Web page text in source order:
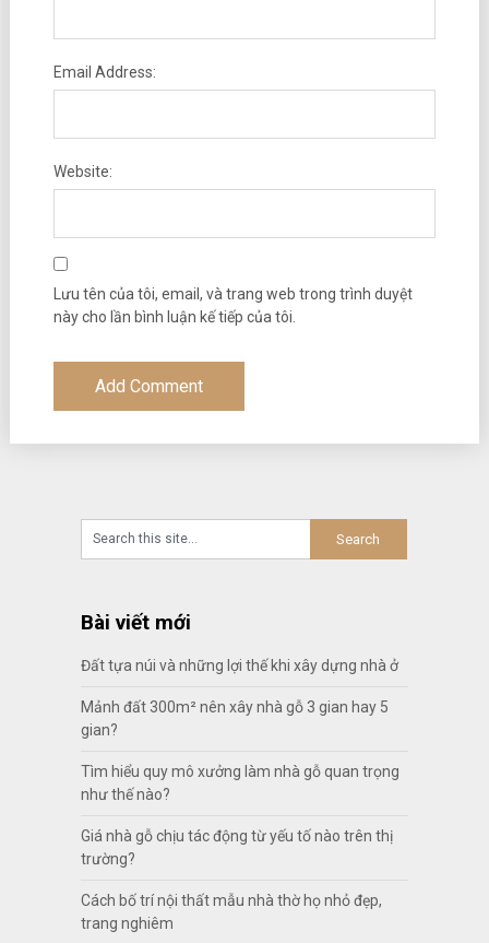
Email Address:
Website:
Lưu tên của tôi, email, và trang web trong trình duyệt
này cho lần bình luận kế tiếp của tôi.
Bài viết mới
Đất tựa núi và những lợi thế khi xây dựng nhà ở
Mảnh đất 300m² nên xây nhà gỗ 3 gian hay 5
gian?
Tìm hiểu quy mô xưởng làm nhà gỗ quan trọng
như thế nào?
Giá nhà gỗ chịu tác động từ yếu tố nào trên thị
trường?
Cách bố trí nội thất mẫu nhà thờ họ nhỏ đẹp,
trang nghiêm